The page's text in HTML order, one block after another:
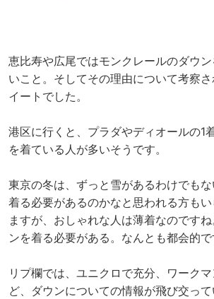
恵比寿や広尾ではモンクレールのダウ
いこと。そしてその理由について考察
イートでした。
港区に行くと、プラダやディオールの1
を着ている人が多いそうです。
東京の冬は、ずっと雪があるわけでも
着る必要があるのかなと思われる方も
ますが、おしゃれな人は薄着なのです
ンを着る必要がある。なんとも都会的で
リプ欄では、ユニクロで充分、ワーク
ど、ダウンについての情報が飛び交って